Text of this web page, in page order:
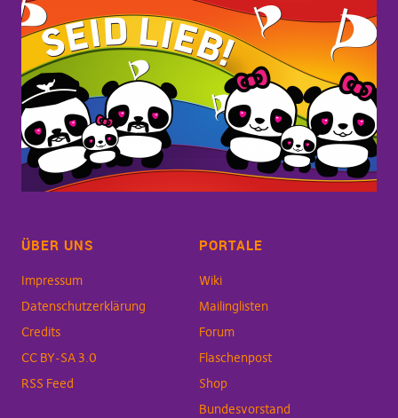
ÜBER UNS
Impressum
Datenschutzerklärung
Credits
CC BY-SA 3.0
RSS Feed
PORTALE
Wiki
Mailinglisten
Forum
Flaschenpost
Shop
Bundesvorstand